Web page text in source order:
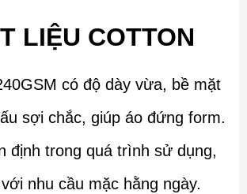
LIỆU COTTON
có độ dày vừa, bề mặt
sợi chắc, giúp áo đứng form.
định trong quá trình sử dụng,
nhu cầu mặc hằng ngày.